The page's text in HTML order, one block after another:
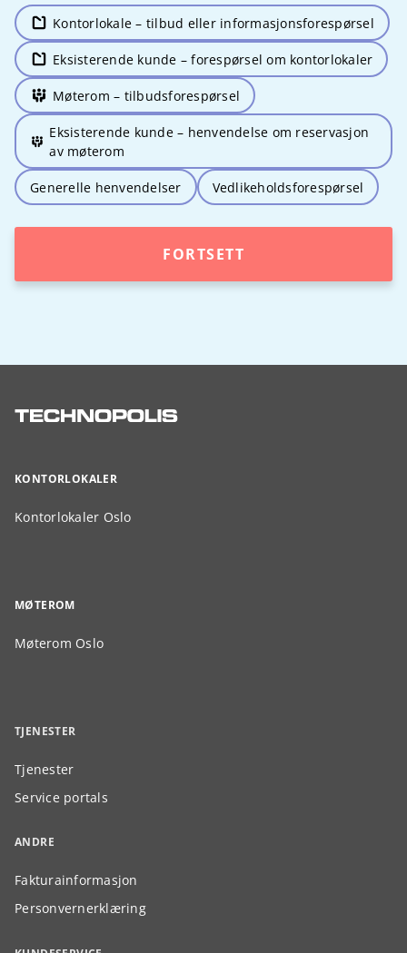
Kontorlokale – tilbud eller informasjonsforespørsel
Eksisterende kunde – forespørsel om kontorlokaler
Møterom – tilbudsforespørsel
Eksisterende kunde – henvendelse om reservasjon
av møterom
Generelle henvendelser Vedlikeholdsforespørsel
FORTSETT
KONTORLOKALER
Kontorlokaler Oslo
MØTEROM
Møterom Oslo
TJENESTER
Tjenester
Service portals
ANDRE
Fakturainformasjon
Personvernerklæring